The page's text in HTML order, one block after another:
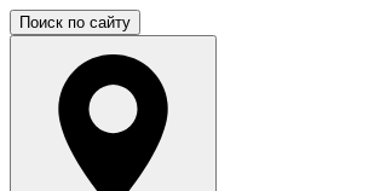
Поиск по сайту